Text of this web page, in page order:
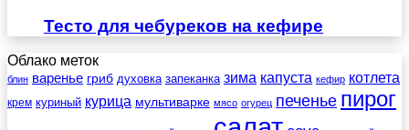
Тесто для чебуреков на кефире
Облако меток
блин варенье гриб духовка запеканка зима капуста кефир котлета
крем куриный курица мультиварке мясо огурец печенье пирог